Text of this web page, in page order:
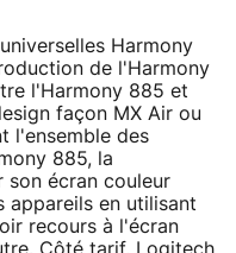
Harmony
de l'Harmony
l'Harmony 885 et
façon MX Air ou
l'ensemble des
885, la
son écran couleur
appareils en utilisant
recours à l'écran
Côté tarif, Logitech